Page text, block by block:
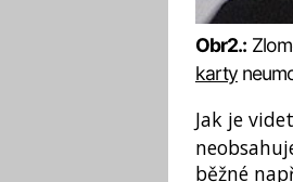
Obr2.:
karty
Jak je
běžné